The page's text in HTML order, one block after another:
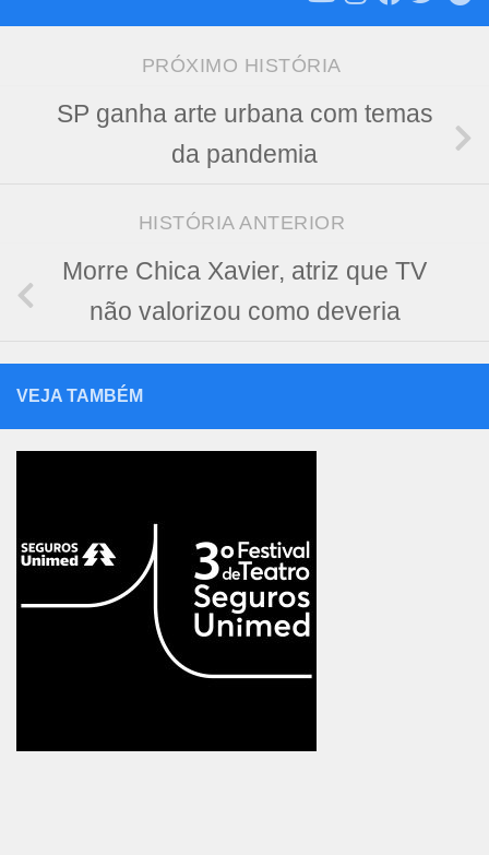
PRÓXIMO HISTÓRIA
SP ganha arte urbana com temas
da pandemia
HISTÓRIA ANTERIOR
Morre Chica Xavier, atriz que TV
não valorizou como deveria
VEJA TAMBÉM